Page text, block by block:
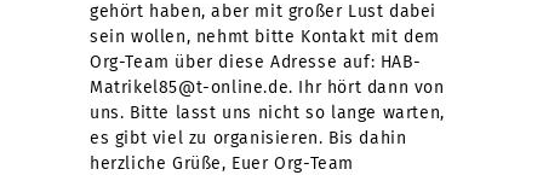
gehört haben, aber mit großer Lust dabei
sein wollen, nehmt bitte Kontakt mit dem
Org-Team über diese Adresse auf: HAB-
Matrikel85@t-online.de. Ihr hört dann von
uns. Bitte lasst uns nicht so lange warten,
es gibt viel zu organisieren. Bis dahin
herzliche Grüße, Euer Org-Team